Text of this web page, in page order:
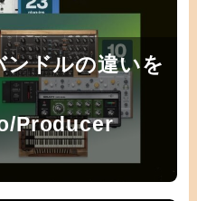
ドルの違いを
Producer